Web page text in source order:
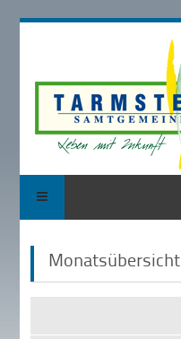
Monatsübersicht